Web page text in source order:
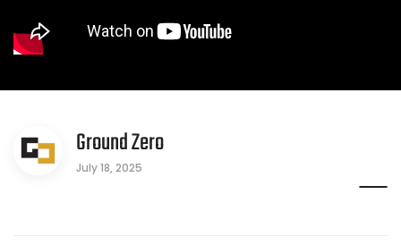
Ground Zero
July 18, 2025